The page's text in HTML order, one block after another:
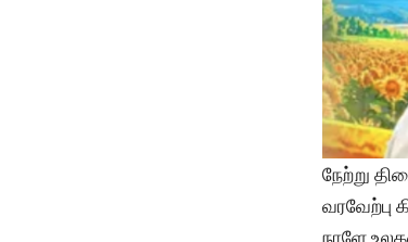
நேற்று
வரவேற்பு